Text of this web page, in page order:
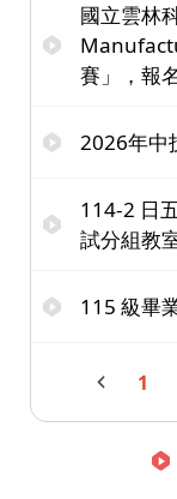
國立雲林
賽」，報
2026年中
114-2 日
試分組教
115 級畢
1